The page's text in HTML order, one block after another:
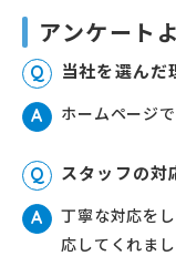
アンケート
Q 当社を選んだ
A ホームページ
Q スタッフの対
A
丁寧な対応を
応してくれまし